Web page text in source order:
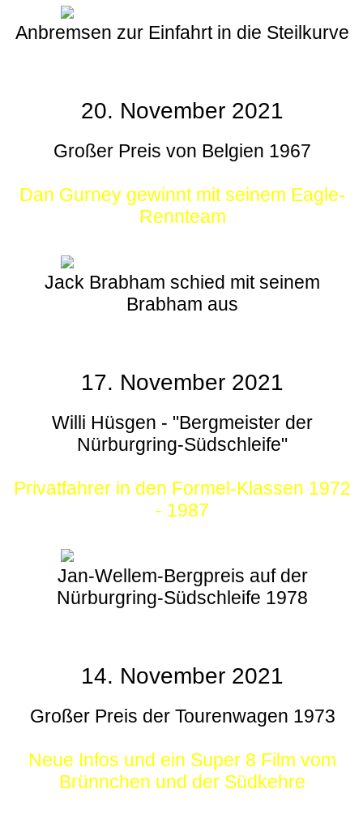
Anbremsen zur Einfahrt in die Steilkurve
20. November 2021
Großer Preis von Belgien 1967
Dan Gurney gewinnt mit seinem Eagle-
Rennteam
Jack Brabham schied mit seinem
Brabham aus
17. November 2021
Willi Hüsgen - "Bergmeister der
Nürburgring-Südschleife"
Privatfahrer in den Formel-Klassen 1972
- 1987
Jan-Wellem-Bergpreis auf der
Nürburgring-Südschleife 1978
14. November 2021
Großer Preis der Tourenwagen 1973
Neue Infos und ein Super 8 Film vom
Brünnchen und der Südkehre